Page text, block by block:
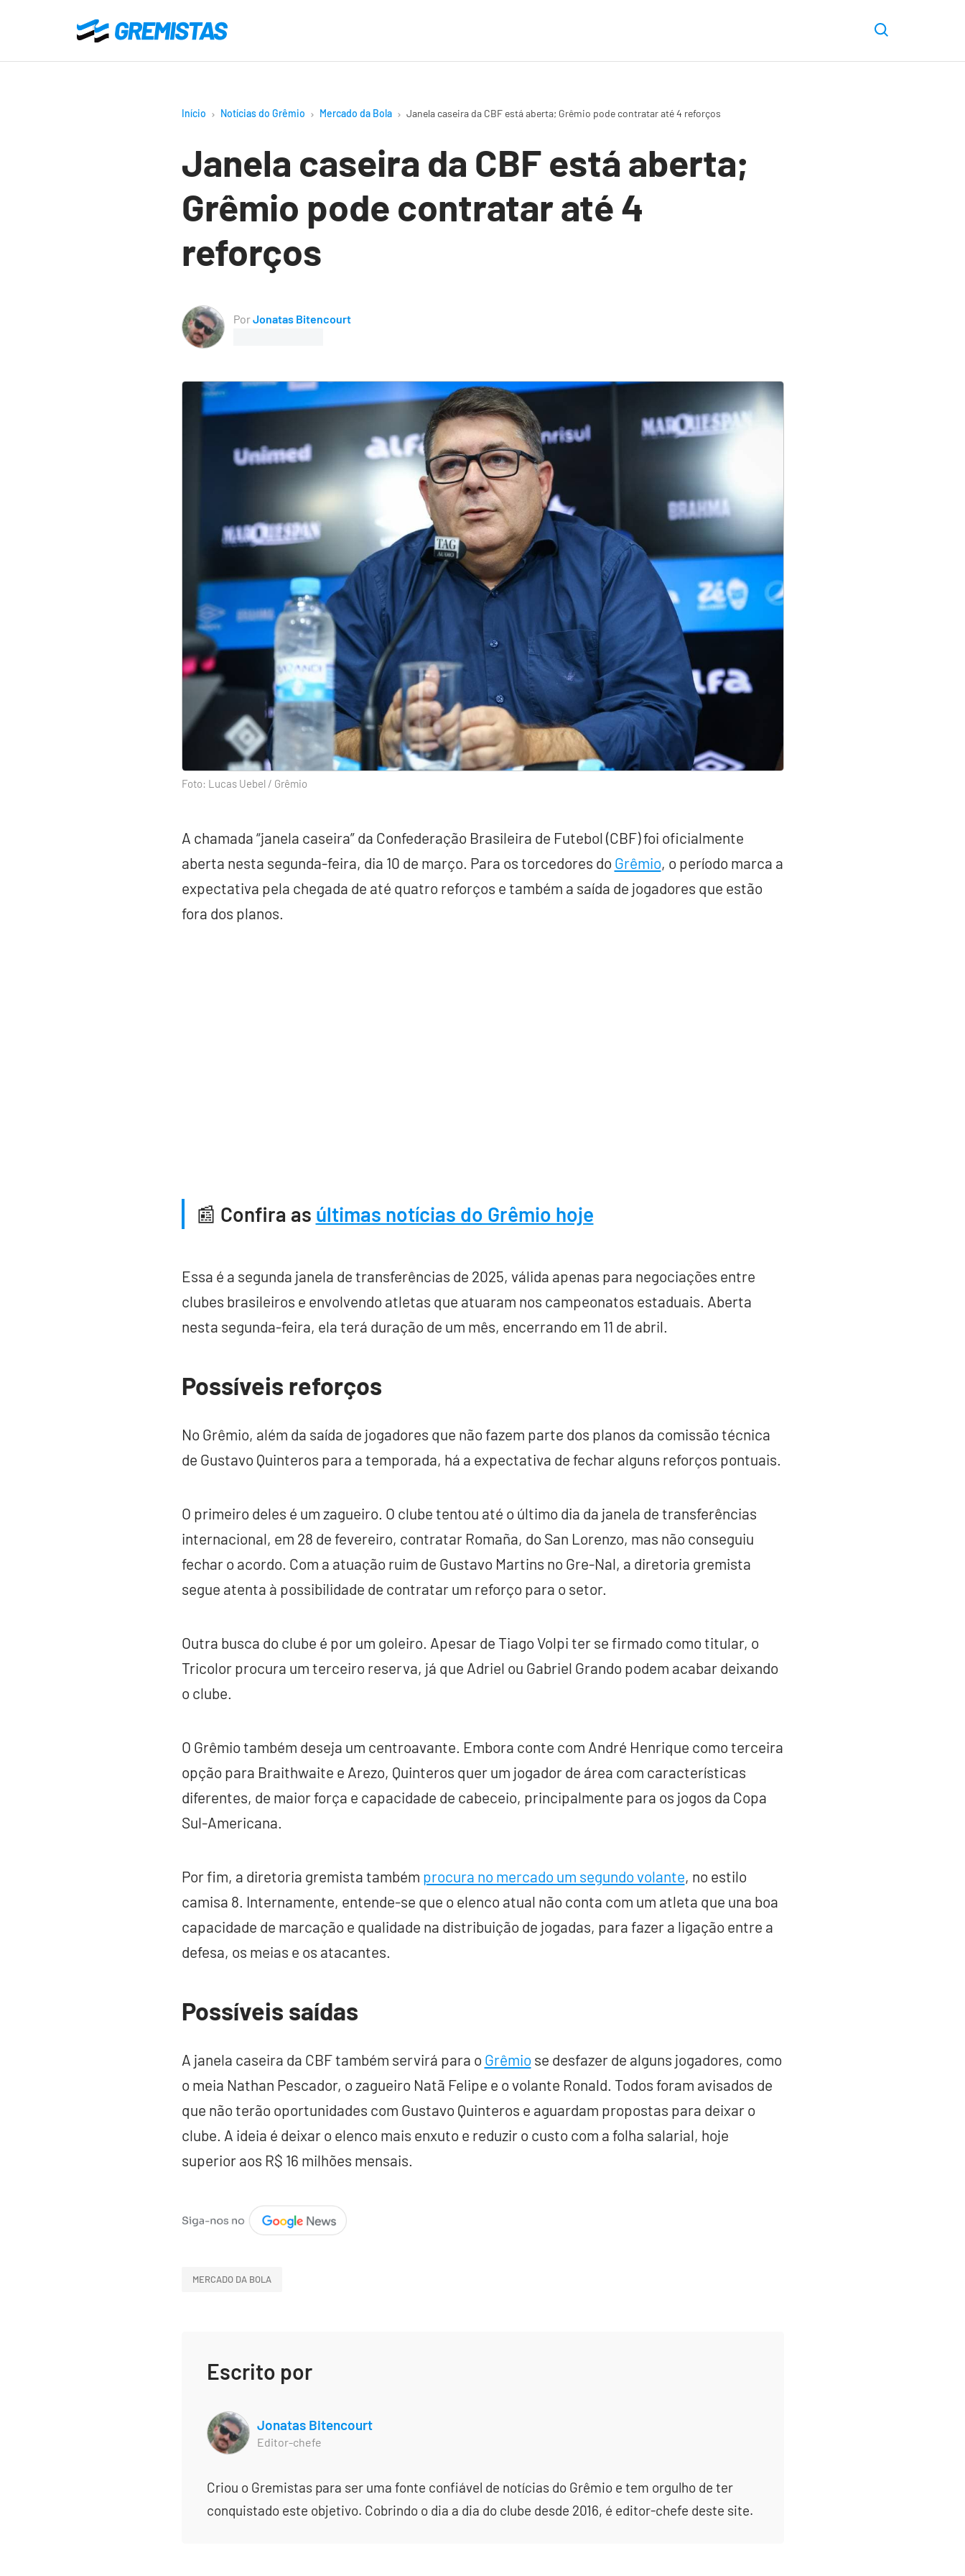
o
Gremistas
Início Notícias do Grêmio Mercado da Bola Janela caseira da CBF está aberta; Grêmio pode contratar até 4 reforços
Janela caseira da CBF está aberta;
Grêmio pode contratar até 4
reforços
PorJonatas Bitencourt
Foto: Lucas Uebel / Grêmio
A chamada “janela caseira” da Confederação Brasileira de Futebol (CBF) foi oficialmente
aberta nesta segunda-feira, dia 10 de março. Para os torcedores do Grêmio, o período marca a
expectativa pela chegada de até quatro reforços e também a saída de jogadores que estão
fora dos planos.
📰 Confira as últimas notícias do Grêmio hoje
Essa é a segunda janela de transferências de 2025, válida apenas para negociações entre
clubes brasileiros e envolvendo atletas que atuaram nos campeonatos estaduais. Aberta
nesta segunda-feira, ela terá duração de um mês, encerrando em 11 de abril.
Possíveis reforços
No Grêmio, além da saída de jogadores que não fazem parte dos planos da comissão técnica
de Gustavo Quinteros para a temporada, há a expectativa de fechar alguns reforços pontuais.
O primeiro deles é um zagueiro. O clube tentou até o último dia da janela de transferências
internacional, em 28 de fevereiro, contratar Romaña, do San Lorenzo, mas não conseguiu
fechar o acordo. Com a atuação ruim de Gustavo Martins no Gre-Nal, a diretoria gremista
segue atenta à possibilidade de contratar um reforço para o setor.
Outra busca do clube é por um goleiro. Apesar de Tiago Volpi ter se firmado como titular, o
Tricolor procura um terceiro reserva, já que Adriel ou Gabriel Grando podem acabar deixando
o clube.
O Grêmio também deseja um centroavante. Embora conte com André Henrique como terceira
opção para Braithwaite e Arezo, Quinteros quer um jogador de área com características
diferentes, de maior força e capacidade de cabeceio, principalmente para os jogos da Copa
Sul-Americana.
Por fim, a diretoria gremista também procura no mercado um segundo volante, no estilo
camisa 8. Internamente, entende-se que o elenco atual não conta com um atleta que una boa
capacidade de marcação e qualidade na distribuição de jogadas, para fazer a ligação entre a
defesa, os meias e os atacantes.
Possíveis saídas
A janela caseira da CBF também servirá para o Grêmio se desfazer de alguns jogadores, como
o meia Nathan Pescador, o zagueiro Natã Felipe e o volante Ronald. Todos foram avisados de
que não terão oportunidades com Gustavo Quinteros e aguardam propostas para deixar o
clube. A ideia é deixar o elenco mais enxuto e reduzir o custo com a folha salarial, hoje
superior aos R$ 16 milhões mensais.
MERCADO DA BOLA
Escrito por
Jonatas Bitencourt
Editor-chefe
Criou o Gremistas para ser uma fonte confiável de notícias do Grêmio e tem orgulho de ter
conquistado este objetivo. Cobrindo o dia a dia do clube desde 2016, é editor-chefe deste site.